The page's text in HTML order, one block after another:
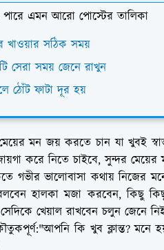
এমন আরো পোস্টের তালিকা
খাওয়ার সঠিক সময়
সেরা সময় জেনে রাখুন
ঠোঁট ফাটা দূর হয়
মন জয় করতে চান যা খুবই
করে নিতে চাইবে, সুন্দর মেয়ের
গভীর ভালোবাসা কথায় নিজের
বলবেন হালকা মজা করবেন, কিছু
সেদিকে খেয়াল রাখবেন চলুন জেনে
কি খুব ক্লান্ত?